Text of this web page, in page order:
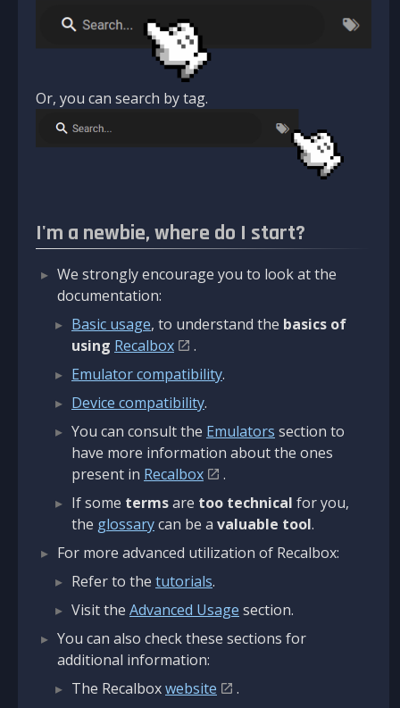
Or, you can search by tag.
I'm a newbie, where do I start?
We strongly encourage you to look at the
documentation:
Basic usage, to understand the basics of
using Recalbox
.
Emulator compatibility.
Device compatibility.
You can consult the Emulators section to
have more information about the ones
present in Recalbox
.
If some termsare too technical for you,
the glossarycan be a valuable tool.
For more advanced utilization of Recalbox:
Refer to the tutorials.
Visit the Advanced Usage section.
You can also check these sections for
additional information:
The Recalboxwebsite
.